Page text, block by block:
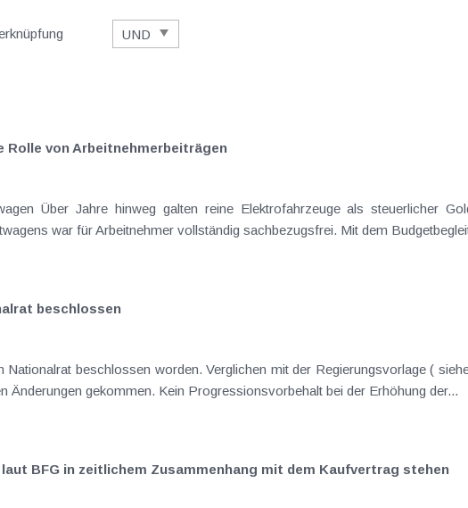
Rolle von Arbeitnehmer​­beiträgen
Über Jahre hinweg galten reine Elektrofahrzeuge als steuerlicher
war für Arbeitnehmer vollständig sachbezugsfrei. Mit dem
beschlossen
beschlossen worden. Verglichen mit der Regierungsvorlage (
Änderungen gekommen. Kein Progressionsvorbehalt bei der Erhöhung der...
BFG in zeitlichem Zusammenhang mit dem Kaufvertrag stehen